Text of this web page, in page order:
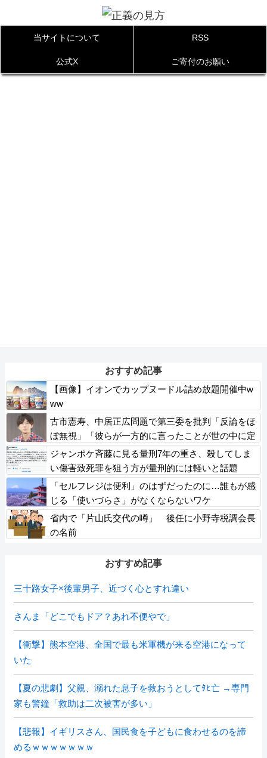
当サイトについて RSS
公式X ご寄付のお願い
おすすめ記事
【画像】イオンでカップヌードル詰め放題開催中w
ww
古市憲寿、中居正広問題で第三委を批判「反論をほ
ぼ無視」「彼らが一方的に言ったことが世の中に定
着してしまう」橋下徹も同調
ジャンポケ斉藤に見る量刑7年の重さ、殺してしま
い傷害致死罪を狙う方が量刑的には軽いと話題
「セルフレジは便利」のはずだったのに…誰もが感
じる「使いづらさ」がなくならないワケ
省内で「片山氏交代の噂」 後任に小野寺税調会長
の名前
おすすめ記事
三十路女子×後輩男子、近づく心とすれ違い
さんま「どこでもドア？あれ不便やで」
【衝撃】熊本空港、全国で最も米軍機が来る空港になって
いた
【夏の悲劇】父親、溺れた息子を救おうとしてﾀﾋ亡 →専門
家も警鐘「救助は二次被害が多い」
【悲報】イギリスさん、国民食を子どもに食わせるのを諦
めるｗｗｗｗｗｗｗ